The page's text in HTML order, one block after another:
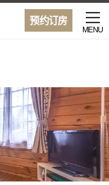
预约订房
MENU